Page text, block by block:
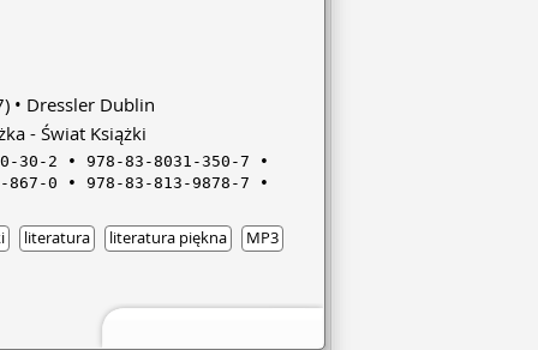
Dressler Dublin
- Świat Książki
30-2
978-83-8031-350-7
867-0
978-83-813-9878-7
literatura literatura piękna
MP3